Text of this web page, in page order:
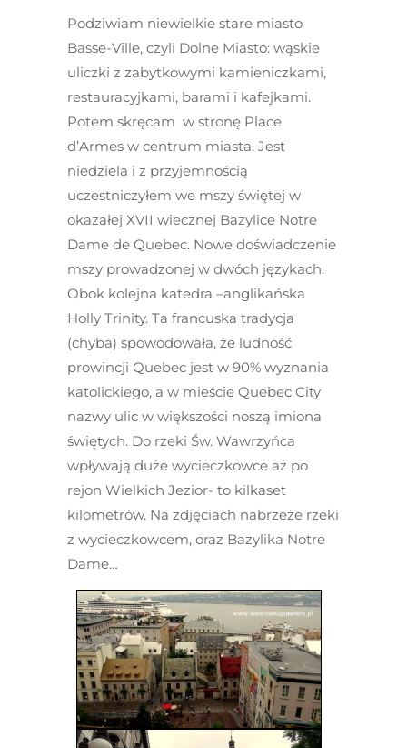
Podziwiam niewielkie stare miasto
Basse-Ville, czyli Dolne Miasto: wąskie
uliczki z zabytkowymi kamieniczkami,
restauracyjkami, barami i kafejkami.
Potem skręcam w stronę Place
d’Armes w centrum miasta. Jest
niedziela i z przyjemnością
uczestniczyłem we mszy świętej w
okazałej XVII wiecznej Bazylice Notre
Dame de Quebec. Nowe doświadczenie
mszy prowadzonej w dwóch językach.
Obok kolejna katedra –anglikańska
Holly Trinity. Ta francuska tradycja
(chyba) spowodowała, że ludność
prowincji Quebec jest w 90% wyznania
katolickiego, a w mieście Quebec City
nazwy ulic w większości noszą imiona
świętych. Do rzeki Św. Wawrzyńca
wpływają duże wycieczkowce aż po
rejon Wielkich Jezior- to kilkaset
kilometrów. Na zdjęciach nabrzeże rzeki
z wycieczkowcem, oraz Bazylika Notre
Dame…